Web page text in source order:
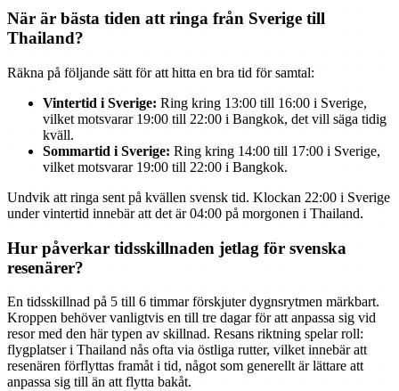
När är bästa tiden att ringa från Sverige till
Thailand?
Räkna på följande sätt för att hitta en bra tid för samtal:
Vintertid i Sverige: Ring kring 13:00 till 16:00 i Sverige,
vilket motsvarar 19:00 till 22:00 i Bangkok, det vill säga tidig
kväll.
Sommartid i Sverige: Ring kring 14:00 till 17:00 i Sverige,
vilket motsvarar 19:00 till 22:00 i Bangkok.
Undvik att ringa sent på kvällen svensk tid. Klockan 22:00 i Sverige
under vintertid innebär att det är 04:00 på morgonen i Thailand.
Hur påverkar tidsskillnaden jetlag för svenska
resenärer?
En tidsskillnad på 5 till 6 timmar förskjuter dygnsrytmen märkbart.
Kroppen behöver vanligtvis en till tre dagar för att anpassa sig vid
resor med den här typen av skillnad. Resans riktning spelar roll:
flygplatser i Thailand nås ofta via östliga rutter, vilket innebär att
resenären förflyttas framåt i tid, något som generellt är lättare att
anpassa sig till än att flytta bakåt.